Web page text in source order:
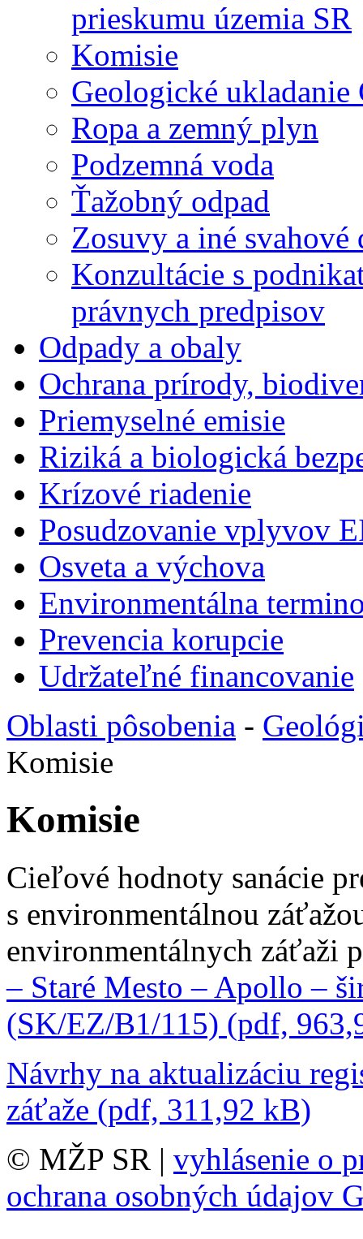
prieskumu územia SR
Komisie
Geologické ukladanie
Ropa a zemný plyn
Podzemná voda
Ťažobný odpad
Zosuvy a iné svahové
Konzultácie s
právnych predpisov
Odpady a obaly
Ochrana prírody,
Priemyselné emisie
Riziká a biologická
Krízové riadenie
Posudzovanie vplyvov
Osveta a výchova
Environmentálna
Prevencia korupcie
Udržateľné financovanie
Oblasti pôsobenia -
Komisie
Komisie
Cieľové hodnoty sanácie
s environmentálnou
environmentálnych záťaži
– Staré Mesto – Apollo –
(SK/EZ/B1/115) (pdf,
Návrhy na aktualizáciu
záťaže (pdf, 311,92 kB)
© MŽP SR | vyhlásenie o
ochrana osobných údajov